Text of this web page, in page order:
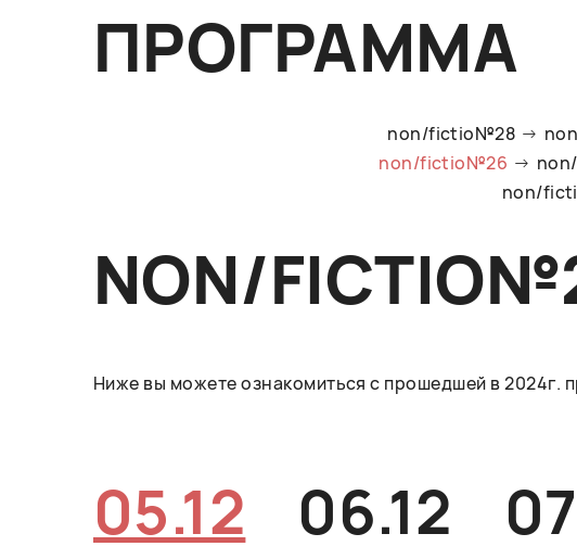
ПРОГРАММА
non/fictio№28
non/fictio№26
non/
NON/
Ниже вы можете ознакомиться с прошедшей в
05.12 06.12